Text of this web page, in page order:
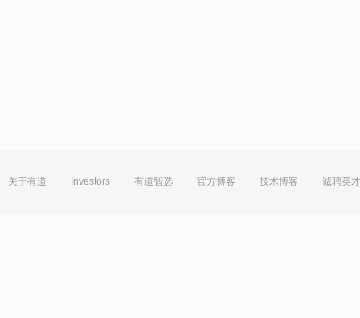
关于有道 Investors 有道智选 官方博客 技术博客 诚聘英才